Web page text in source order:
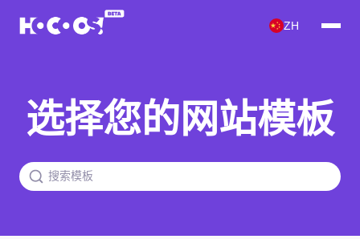
ZH
选择您的网站模板